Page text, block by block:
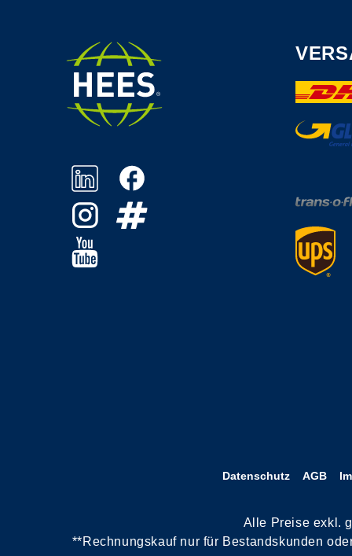
Datenschutz AGB
Alle Preise exkl.
**Rechnungskauf nur für Bestandskunden